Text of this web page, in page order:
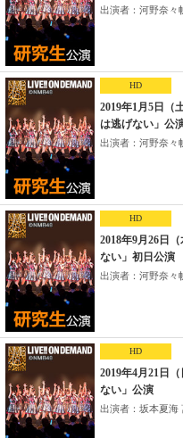
出演者：河野奈々
HD
2019年1月5日（
は逃げない」公
出演者：河野奈々
HD
2018年9月26日
ない」初日公演
出演者：河野奈々
HD
2019年4月21日
ない」公演
出演者：坂本夏海